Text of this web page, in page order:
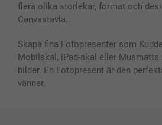
flera olika storlekar, format och
Canvastavla.
Skapa fina Fotopresenter som
Mobilskal, iPad-skal eller Musmatta
bilder. En Fotopresent är den
vänner.